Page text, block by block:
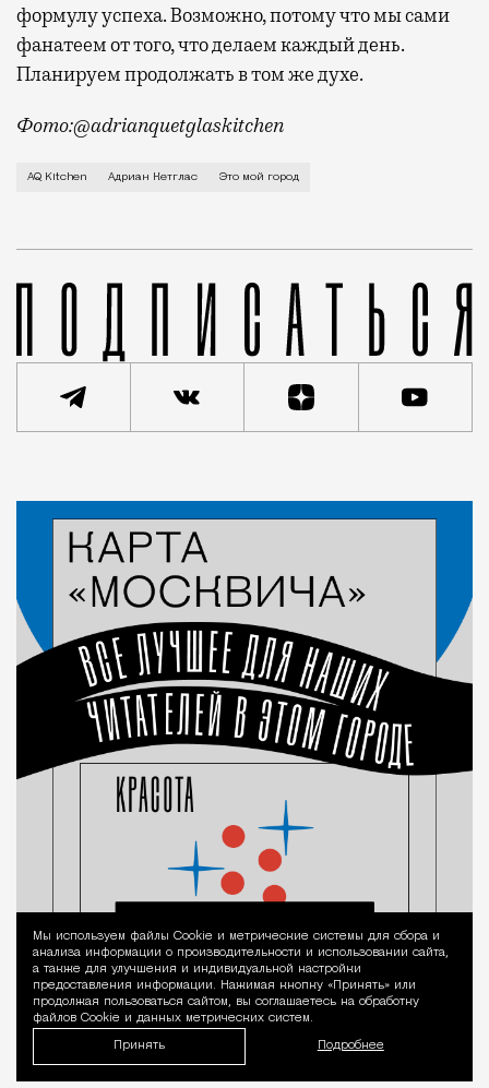
формулу успеха. Возможно, потому что мы сами
фанатеем от того, что делаем каждый день.
Планируем продолжать в том же духе.
Фото:@adrianquetglaskitchen
О первой московской квартире на Старом Арбате,
AQ Kitchen Адриан Кетглас Это мой город
Статья
Люди
Владимир Гридин
Уведомление
Мы используем файлы Сookie и метрические системы для сбора и
анализа информации о производительности и использовании сайта,
а также для улучшения и индивидуальной настройки
предоставления информации. Нажимая кнопку «Принять» или
продолжая пользоваться сайтом, вы соглашаетесь на обработку
файлов Cookie и данных метрических систем.
Принять Подробнее